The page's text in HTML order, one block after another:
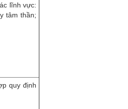
lĩnh vực:
tâm thần;
quy định